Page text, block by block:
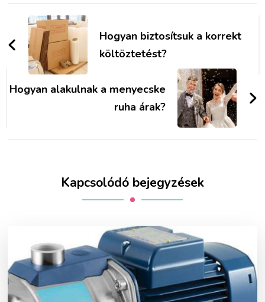
Bejegyzések
navigációjaHogyan biztosítsuk a korrekt
költöztetést?
Hogyan alakulnak a menyecske
ruha árak?
Kapcsolódó bejegyzések